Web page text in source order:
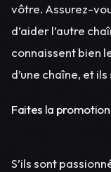
vôtre. Assurez-
d’aider l’autre
connaissent bien
d’une chaîne, et
Faites la
S’ils sont